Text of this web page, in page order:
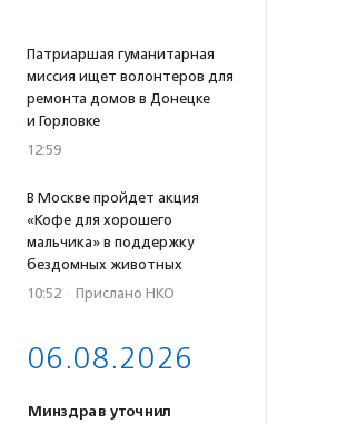
Патриаршая гуманитарная
миссия ищет волонтеров для
ремонта домов в Донецке
и Горловке
12:59
В Москве пройдет акция
«Кофе для хорошего
мальчика» в поддержку
бездомных животных
10:52 · Прислано НКО
06.08.2026
Минздрав уточнил